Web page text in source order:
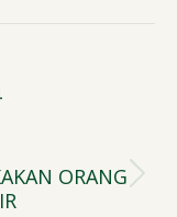
ORANG